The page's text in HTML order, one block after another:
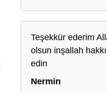
Teşekkür ederim
olsun inşallah
edin
Nermin